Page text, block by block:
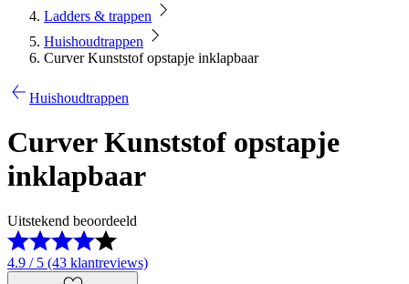
Ladders & trappen
Huishoudtrappen
Curver Kunststof opstapje inklapbaar
Huishoudtrappen
Curver Kunststof opstapje
inklapbaar
Uitstekend beoordeeld
4.9 / 5 (43 klantreviews)